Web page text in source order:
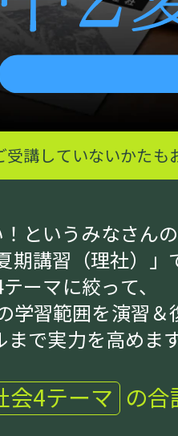
受講していないかたも
というみなさん
期講習（理社）」
ーマに絞って、
学習範囲を演習＆
で実力を高めま
会4テーマ の